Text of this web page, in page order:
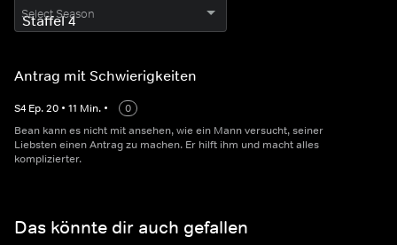
Select Season
Antrag mit Schwierigkeiten
S4 Ep.20 • 11 Min. •
0
Bean kann es nicht mit ansehen, wie ein Mann versucht, seiner
Liebsten einen Antrag zu machen. Er hilft ihm und macht alles
komplizierter.
Das könnte dir auch gefallen